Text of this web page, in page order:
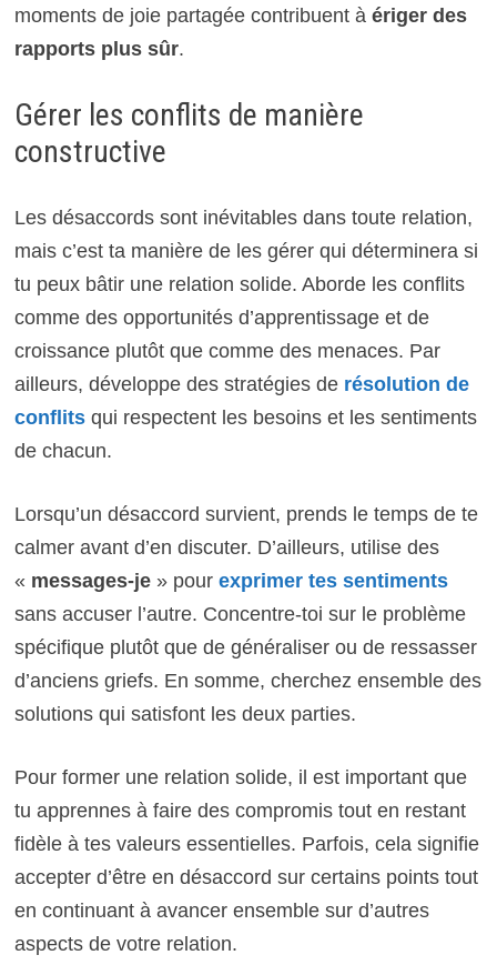
moments de joie partagée contribuent à ériger des
rapports plus sûr.
Gérer les conflits de manière
constructive
Les désaccords sont inévitables dans toute relation,
mais c’est ta manière de les gérer qui déterminera si
tu peux bâtir une relation solide. Aborde les conflits
comme des opportunités d’apprentissage et de
croissance plutôt que comme des menaces. Par
ailleurs, développe des stratégies de résolution de
conflitsqui respectent les besoins et les sentiments
de chacun.
Lorsqu’un désaccord survient, prends le temps de te
calmer avant d’en discuter. D’ailleurs, utilise des
« messages-je» pour exprimer tes sentiments
sans accuser l’autre. Concentre-toi sur le problème
spécifique plutôt que de généraliser ou de ressasser
d’anciens griefs. En somme, cherchez ensemble des
solutions qui satisfont les deux parties.
Pour former une relation solide, il est important que
tu apprennes à faire des compromis tout en restant
fidèle à tes valeurs essentielles. Parfois, cela signifie
accepter d’être en désaccord sur certains points tout
en continuant à avancer ensemble sur d’autres
aspects de votre relation.